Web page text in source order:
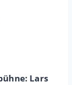
Lars